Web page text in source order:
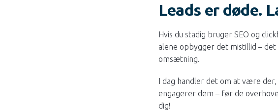
Leads er døde.
Hvis du stadig bruger SEO og
alene opbygger det mistillid –
omsætning.
I dag handler det om at være
engagerer dem – før de
dig!